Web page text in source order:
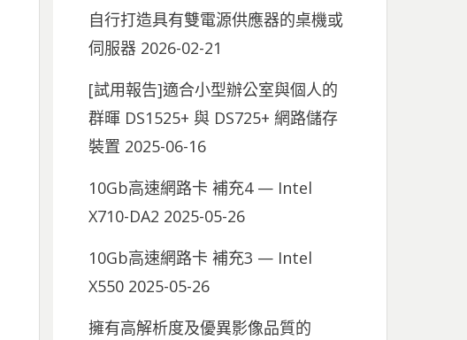
自行打造具有雙電源供應器的桌機或
伺服器 2026-02-21
[試用報告]適合小型辦公室與個人的
群暉 DS1525+ 與 DS725+ 網路儲存
裝置 2025-06-16
10Gb高速網路卡 補充4 — Intel
X710-DA2 2025-05-26
10Gb高速網路卡 補充3 — Intel
X550 2025-05-26
擁有高解析度及優異影像品質的